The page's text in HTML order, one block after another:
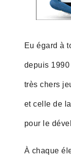
Eu égard à
depuis 1990
très chers
et celle de
pour le
À chaque